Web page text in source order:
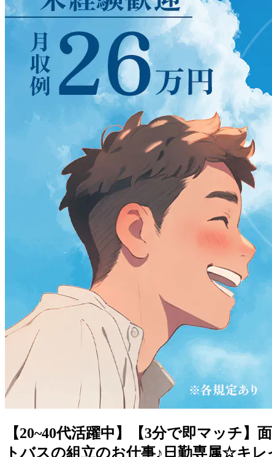
【20~40代活躍中】【3分で即マッチ
トバスの組立のお仕事♪日勤専属☆キ